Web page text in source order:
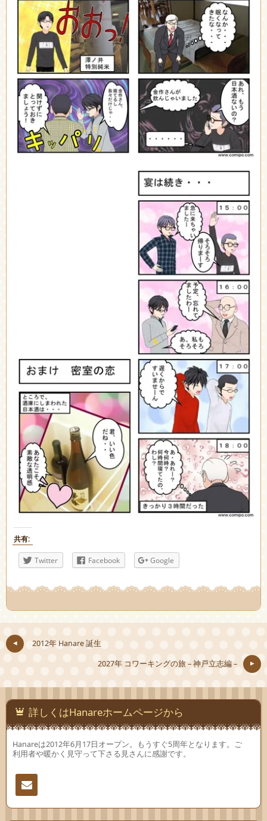
共有:
Twitter Facebook Google
2012年 Hanare 誕生
2027年 コワーキングの旅 – 神戸立志編 –
詳しくはHanareホームページから
Hanareは2012年6月17日オープン。もうすぐ5周年となります。ご
利用者や暖かく見守って下さる見さんに感謝です。
連絡